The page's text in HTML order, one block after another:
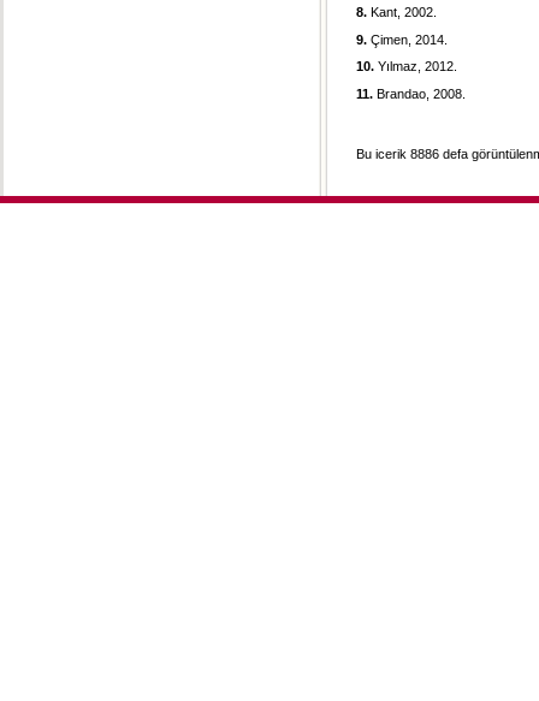
8. Kant, 2002.
9. Çimen, 2014.
10. Yılmaz, 2012.
11. Brandao, 2008.
Bu icerik 8886 defa